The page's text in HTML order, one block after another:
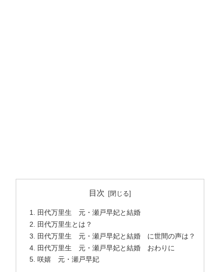
目次
田代万里生 元・瀬戸早妃と結婚
田代万里生とは？
田代万里生 元・瀬戸早妃と結婚 に世間の声は？
田代万里生 元・瀬戸早妃と結婚 おわりに
咲嬉 元・瀬戸早妃